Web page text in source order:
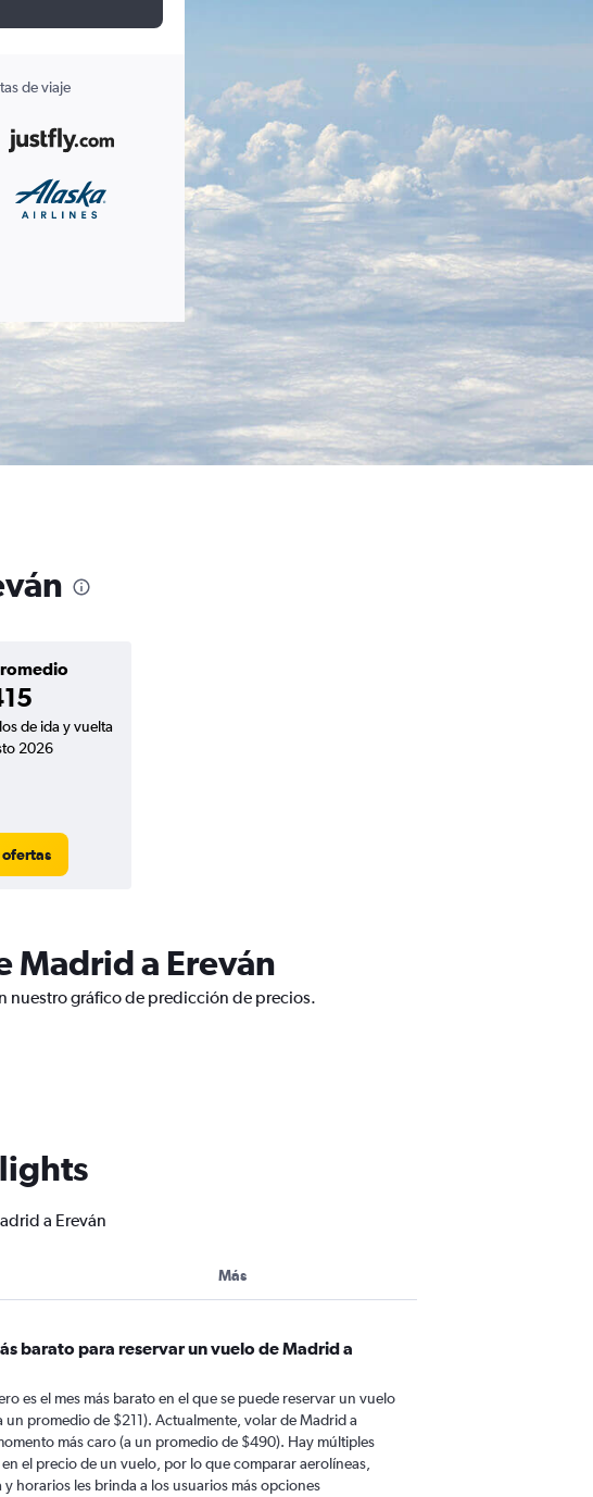
de viaje
de ida y vuelta
2026
ofertas
Madrid a Ereván
nuestro gráfico de predicción de precios.
a Ereván
Más
barato para reservar un vuelo de Madrid a
es el mes más barato en el que se puede reservar un vuelo
un promedio de $211). Actualmente, volar de Madrid a
más caro (a un promedio de $490). Hay múltiples
el precio de un vuelo, por lo que comparar aerolíneas,
horarios les brinda a los usuarios más opciones